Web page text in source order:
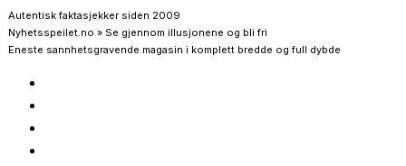
Autentisk faktasjekker siden 2009
Nyhetsspeilet.no » Se gjennom illusjonene og bli fri
Eneste sannhetsgravende magasin i komplett bredde og full dybde